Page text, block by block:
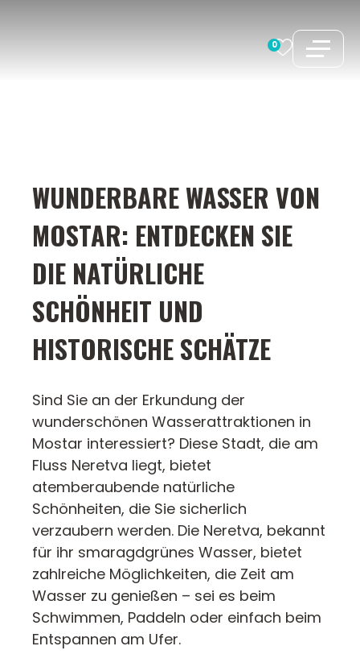
0
WUNDERBARE WASSER VON
MOSTAR: ENTDECKEN SIE
DIE NATÜRLICHE
SCHÖNHEIT UND
HISTORISCHE SCHÄTZE
Sind Sie an der Erkundung der
wunderschönen Wasserattraktionen in
Mostar interessiert? Diese Stadt, die am
Fluss Neretva liegt, bietet
atemberaubende natürliche
Schönheiten, die Sie sicherlich
verzaubern werden. Die Neretva, bekannt
für ihr smaragdgrünes Wasser, bietet
zahlreiche Möglichkeiten, die Zeit am
Wasser zu genießen – sei es beim
Schwimmen, Paddeln oder einfach beim
Entspannen am Ufer.